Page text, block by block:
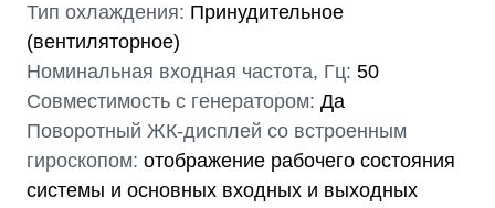
Тип охлаждения: Принудительное
(вентиляторное)
Номинальная входная частота, Гц: 50
Совместимость с генератором: Да
Поворотный ЖК-дисплей со встроенным
гироскопом: отображение рабочего состояния
системы и основных входных и выходных